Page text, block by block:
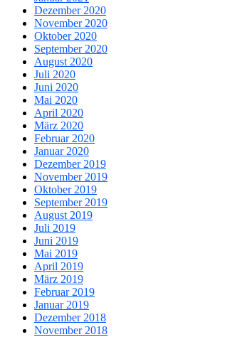
Dezember 2020
November 2020
Oktober 2020
September 2020
August 2020
Juli 2020
Juni 2020
Mai 2020
April 2020
März 2020
Februar 2020
Januar 2020
Dezember 2019
November 2019
Oktober 2019
September 2019
August 2019
Juli 2019
Juni 2019
Mai 2019
April 2019
März 2019
Februar 2019
Januar 2019
Dezember 2018
November 2018